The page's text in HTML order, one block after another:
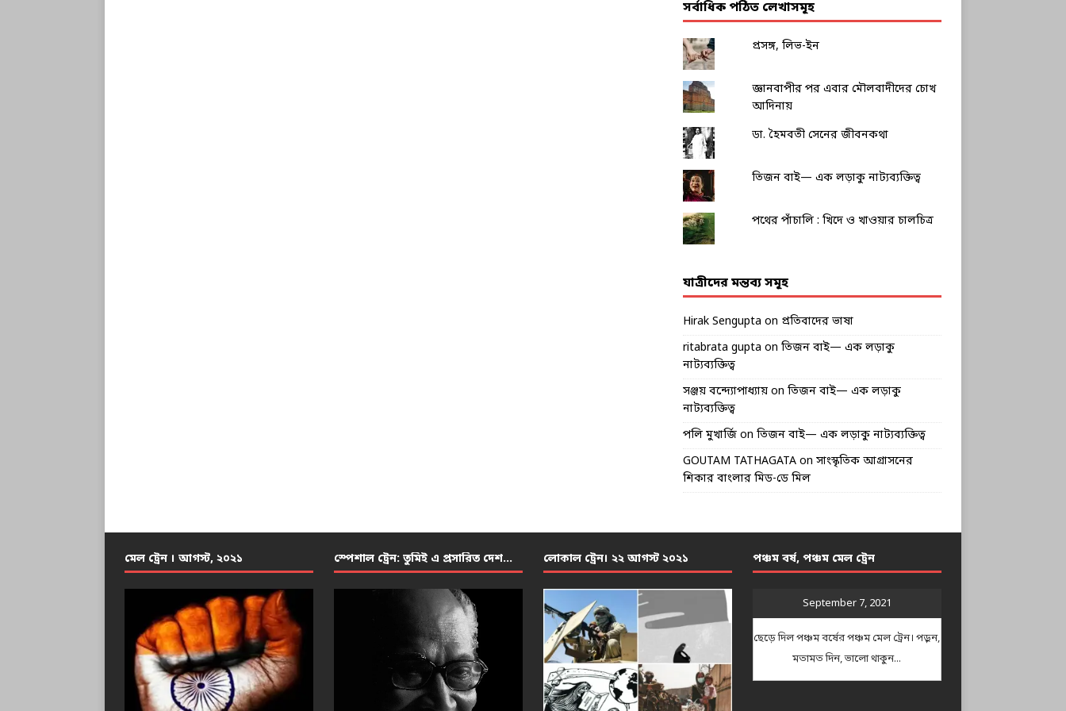
সর্বাধিক পঠিত লেখাসমূহ
প্রসঙ্গ, লিভ-ইন
জ্ঞানবাপীর পর এবার মৌলবাদীদের চোখ
আদিনায়
ডা. হৈমবতী সেনের জীবনকথা
তিজন বাই— এক লড়াকু নাট্যব্যক্তিত্ব
পথের পাঁচালি : খিদে ও খাওয়ার চালচিত্র
যাত্রীদের মন্তব্য সমূহ
Hirak Sengupta on প্রতিবাদের ভাষা
ritabrata gupta on তিজন বাই— এক লড়াকু
নাট্যব্যক্তিত্ব
সঞ্জয় বন্দ্যোপাধ্যায়on তিজন বাই— এক লড়াকু
নাট্যব্যক্তিত্ব
পলি মুখার্জিon তিজন বাই— এক লড়াকু নাট্যব্যক্তিত্ব
GOUTAM TATHAGATAon সাংস্কৃতিক আগ্রাসনের
শিকার বাংলার মিড-ডে মিল
মেল ট্রেন । আগস্ট, ২০২১ স্পেশাল ট্রেন: তুমিই এ প্রসারিত দেশ… লোকাল ট্রেন। ২২ আগস্ট ২০২১ পঞ্চম বর্ষ, পঞ্চম মেল ট্রেন
September 7, 2021
ছেড়ে দিল পঞ্চম বর্ষের পঞ্চম মেল ট্রেন। পড়ুন,
মতামত দিন, ভালো থাকুন...